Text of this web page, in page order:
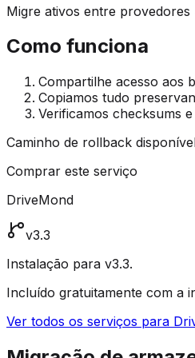
Migre ativos entre
Como funciona
Compartilhe acesso aos
Copiamos tudo
Verificamos checksums
Caminho de rollback
Comprar este serviço
DriveMond
v3.3
Instalação para v3.3.
Incluído gratuitamente com a
Ver todos os serviços para